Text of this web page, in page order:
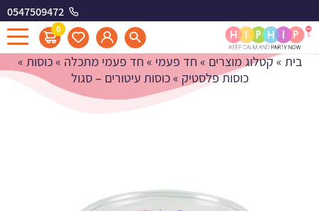
0547509472
0
כוסות עיטורים - סגול
בית »קטלוג מוצרים » חד פעמי » חד פעמי מתכלה »כוסות »
כוסות פלסטיק »כוסות עיטורים – סגול